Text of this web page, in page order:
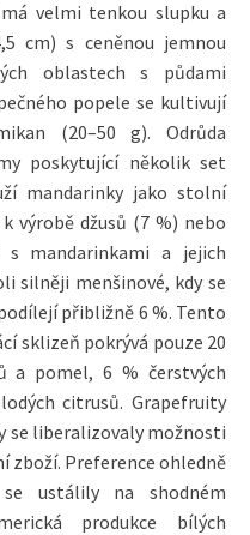
velmi tenkou slupku a
cm) s ceněnou jemnou
oblastech s půdami
popele se kultivují
(20–50 g). Odrůda
poskytující několik set
mandarinky jako stolní
výrobě džusů (7 %) nebo
mandarinkami a jejich
silněji menšinové, kdy se
přibližně 6 %. Tento
sklizeň pokrývá pouze 20
a pomel, 6 % čerstvých
citrusů. Grapefruity
se liberalizovaly možnosti
zboží. Preference ohledně
se ustálily na shodném
produkce bílých